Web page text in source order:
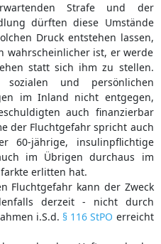
Strafe und der
dürften diese Umstände
Druck entstehen lassen,
wahrscheinlicher ist, er werde
statt sich ihm zu stellen.
und persönlichen
im Inland nicht entgegen,
auch finanzierbar
der Fluchtgefahr spricht auch
60-jährige, insulinpflichtige
im Übrigen durchaus im
erlitten hat.
Fluchtgefahr kann der Zweck
derzeit - nicht durch
i.S.d. § 116 StPO erreicht